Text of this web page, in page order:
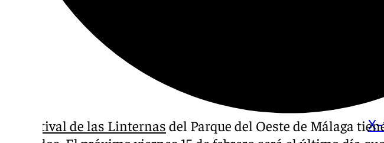
Festival de las Linternas del Parque del Oeste de Málaga